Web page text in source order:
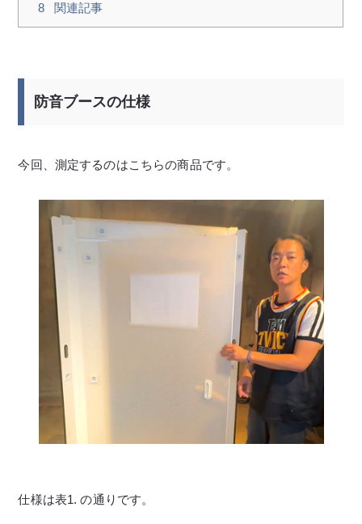
8
関連記事
防音ブースの仕様
今回、測定するのはこちらの商品です。
仕様は表1. の通りです。